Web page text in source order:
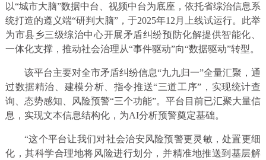
以“城市大脑”数据中台、视频中台为底座，依托省综治信息系
统打造的遵义端“研判大脑”，于2025年12月上线试运行。此举
为市县乡三级综治中心开展矛盾纠纷预防化解提供智能化、
一体化支撑，推动社会治理从“事件驱动”向“数据驱动”转型。
该平台主要对全市矛盾纠纷信息“九九归一”全量汇聚，通
过数据精治、建模分析、指令推送“三道工序”，实现统计查
询、态势感知、风险预警“三个功能”。平台目前已汇聚大量信
息，实现文本信息结构化，为AI分析预警奠定基础。
“这个平台让我们对社会治安风险预警更灵敏，处置更细
化，其科学合理地将风险进行划分，并精准地推送到基层解